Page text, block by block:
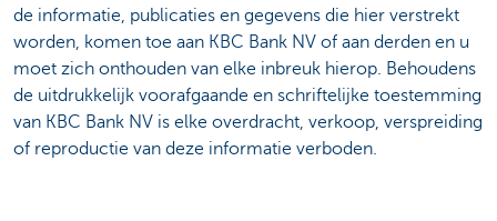
de informatie, publicaties en gegevens die hier verstrekt
worden, komen toe aan KBC Bank NV of aan derden en u
moet zich onthouden van elke inbreuk hierop. Behoudens
de uitdrukkelijk voorafgaande en schriftelijke toestemming
van KBC Bank NV is elke overdracht, verkoop, verspreiding
of reproductie van deze informatie verboden.